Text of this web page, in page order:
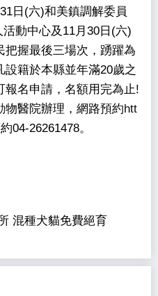
日(六)和美鎮調解委員
動中心及11月30日(六)
把握最後三場次，踴躍為
籍於本縣並年滿20歲之
報名申請，名額用完為止!
物醫院辦理，網路預約htt
04-26261478。
混種犬貓免費絕育